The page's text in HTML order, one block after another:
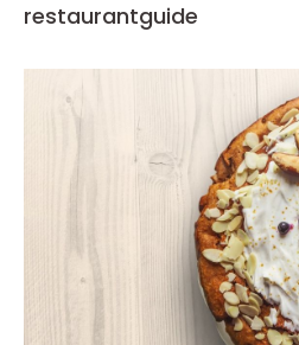
restaurantguide